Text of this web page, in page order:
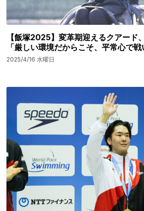
【飯塚2025】変革期迎えるクアード
「厳しい環境だからこそ、平常心で戦
2025/4/16 水曜日